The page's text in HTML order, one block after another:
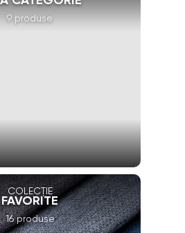
9 produse
COLECȚIE
FAVORITE
16 produse